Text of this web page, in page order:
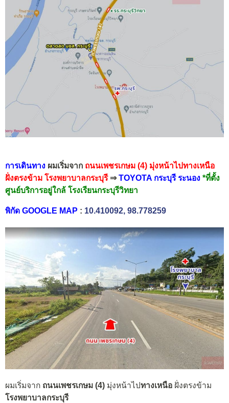
การเดินทาง ผมเริ่มจาก ถนนเพชรเกษม (4) มุ่งหน้าไปทางเหนือ
ฝั่งตรงข้าม โรงพยาบาลกระบุรี⇒ TOYOTA กระบุรี ระนอง *ที่ตั้ง
ศูนย์บริการอยู่ใกล้ โรงเรียนกระบุรีวิทยา
พิกัด GOOGLE MAP : 10.410092, 98.778259
ผมเริ่มจาก ถนนเพชรเกษม (4) มุ่งหน้าไปทางเหนือ ฝั่งตรงข้าม
โรงพยาบาลกระบุรี